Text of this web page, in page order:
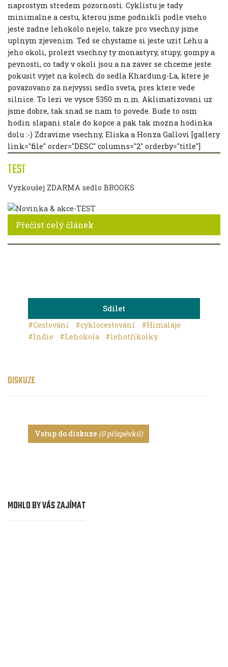
TEST
Vyzkoušej ZDARMA sedlo BROOKS
Přečíst celý článek
naprostym stredem pozornosti. Cyklistu je tady
minimalne a cestu, kterou jsme podnikli podle vseho
jeste zadne lehokolo nejelo, takze pro vsechny jsme
uplnym zjevenim. Ted se chystame si jeste uzit Lehu a
jeho okoli, prolezt vsechny ty monastyry, stupy, gompy a
pevnosti, co tady v okoli jsou a na zaver se chceme jeste
pokusit vyjet na kolech do sedla Khardung-La, ktere je
povazovano za nejvyssi sedlo sveta, pres ktere vede
silnice. To lezi ve vysce 5350 m n.m. Aklimatizovani uz
jsme dobre, tak snad se nam to povede. Bude to osm
hodin slapani stale do kopce a pak tak mozna hodinka
dolu :-) Zdravime vsechny, Eliska a Honza Gallovi [gallery
link="file" order="DESC" columns="2" orderby="title"]
Sdílet
#Cestování
#cyklocestování
#Himaláje
#Indie
#Lehokola #lehotříkolky
DISKUZE
Vstup do diskuze (0 příspěvků)
MOHLO BY VÁS ZAJÍMAT